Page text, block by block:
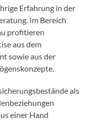
Erfahrung in der
Im Bereich
profitieren
aus dem
sowie aus der
als
einer Hand